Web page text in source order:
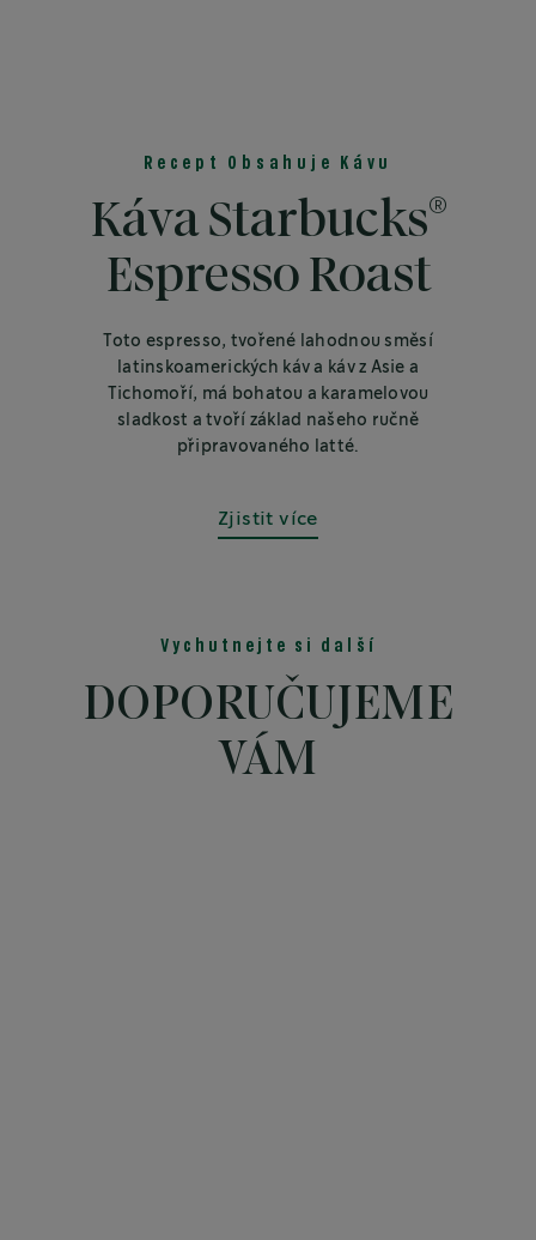
Recept Obsahuje Kávu
Káva Starbucks®
Espresso Roast
Toto espresso, tvořené lahodnou směsí
latinskoamerických káv a káv z Asie a
Tichomoří, má bohatou a karamelovou
sladkost a tvoří základ našeho ručně
připravovaného latté.
Zjistit více
Vychutnejte si další
DOPORUČUJEME
VÁM